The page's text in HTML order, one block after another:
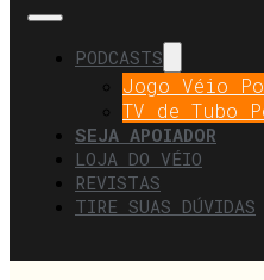
PODCASTS
Jogo Véio
TV de Tubo
SEJA APOIADOR
LOJA DO VÉIO
REVISTAS
TIRE SUAS DÚVIDAS